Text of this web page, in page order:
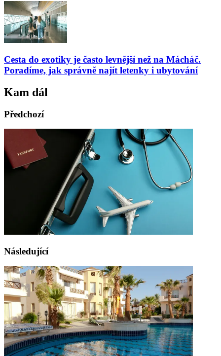
Cesta do exotiky je často levnější než na Mácháč.
Poradíme, jak správně najít letenky i ubytování
Kam dál
Předchozí
Následující